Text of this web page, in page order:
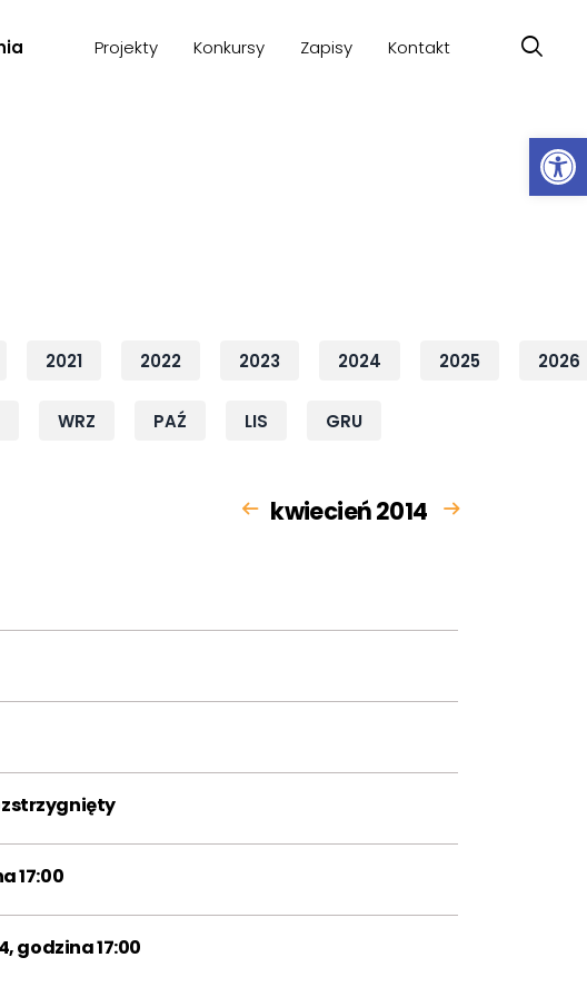
Projekty Konkursy Zapisy Kontakt
2021 2022 2023 2024 2025 2026
WRZ PAŹ LIS GRU
kwiecień 2014
17:00
godzina 17:00